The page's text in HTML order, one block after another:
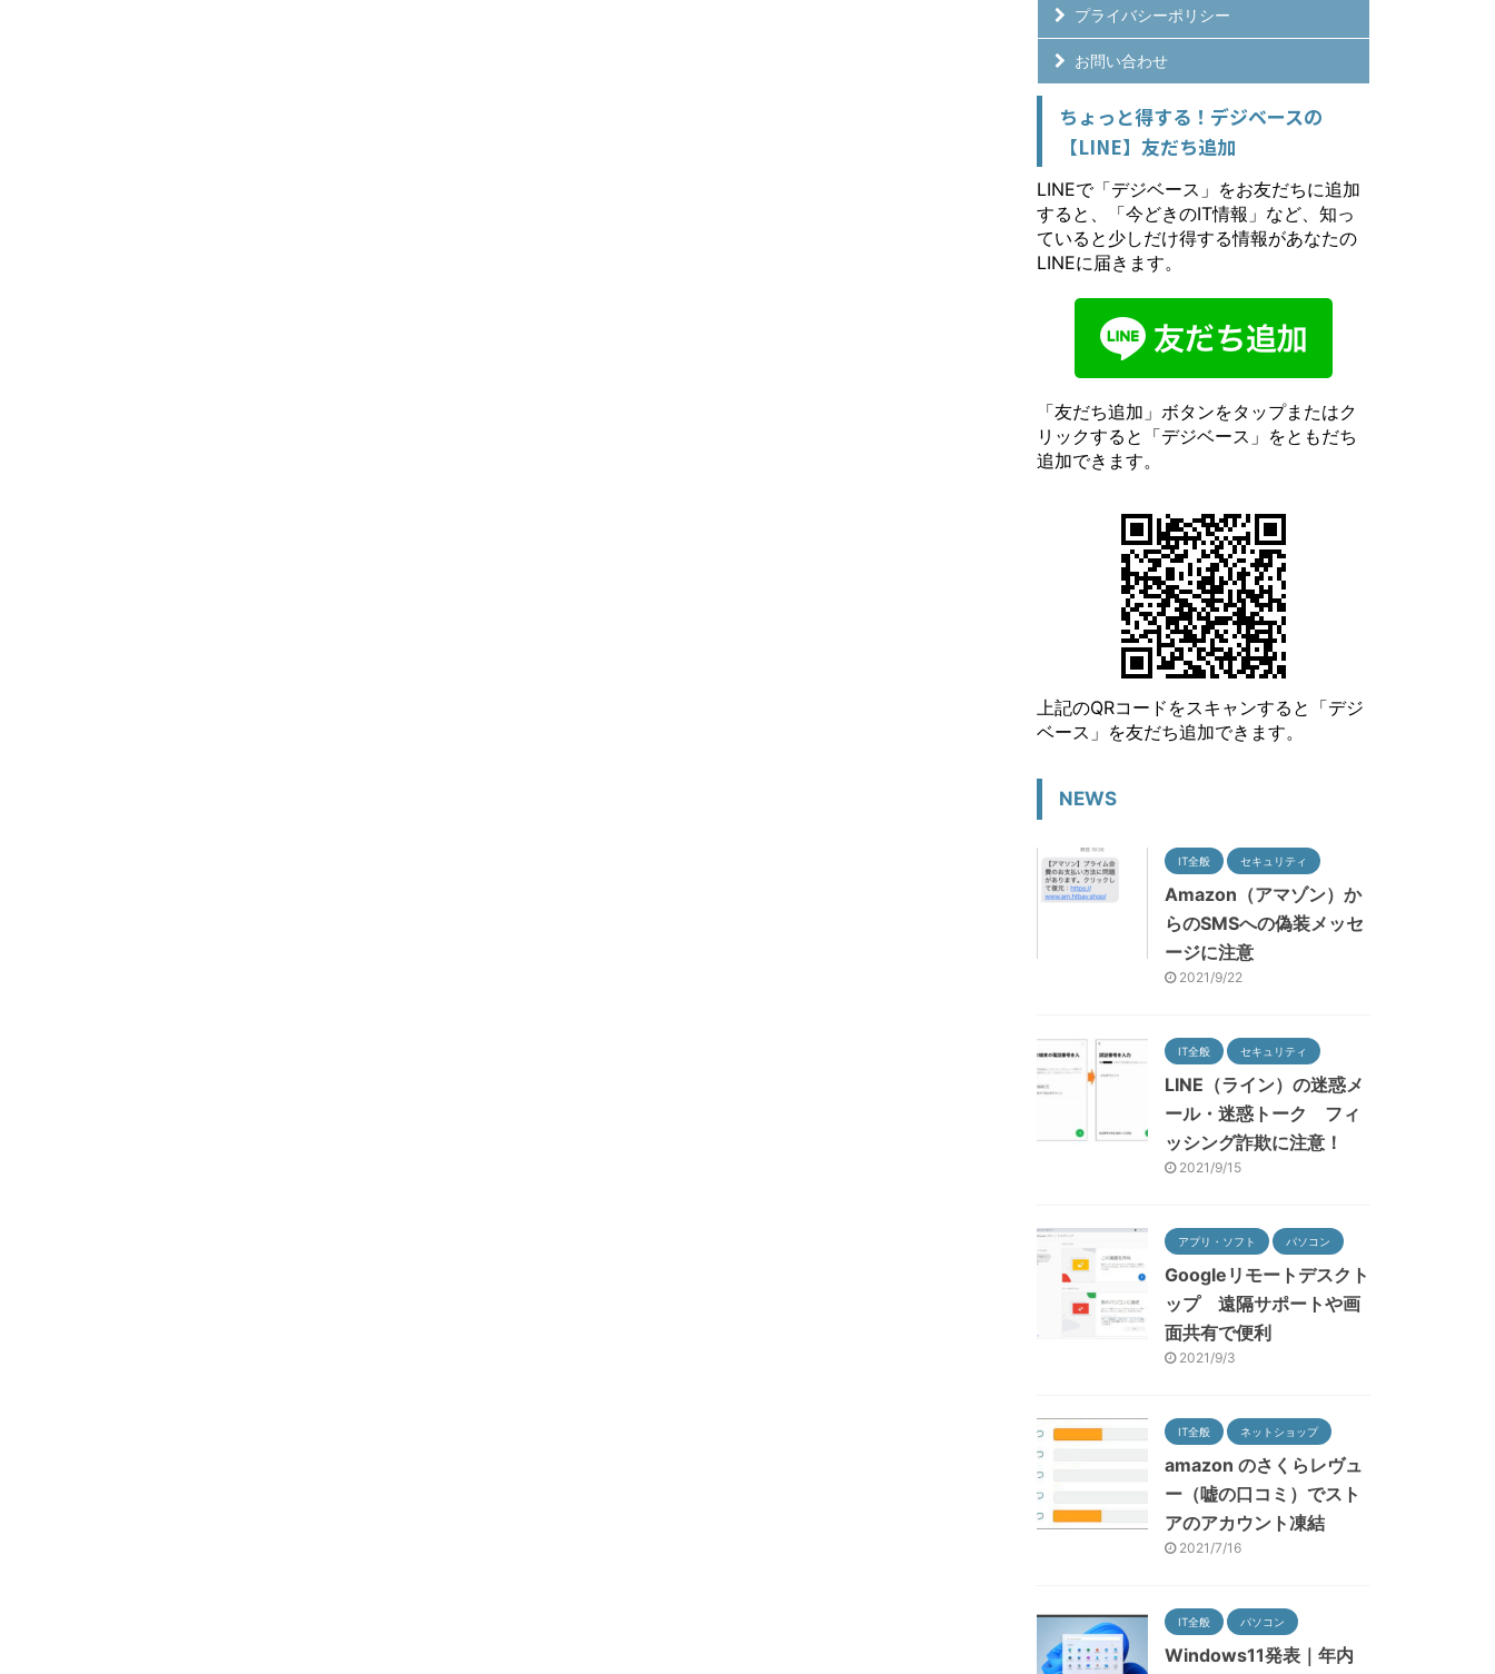
プライバシーポリシー
お問い合わせ
ちょっと得する！デジベースの
【LINE】友だち追加
LINEで「デジベース」をお友だちに追加
すると、「今どきのIT情報」など、知っ
ていると少しだけ得する情報があなたの
LINEに届きます。
「友だち追加」ボタンをタップまたはク
リックすると「デジベース」をともだち
追加できます。
上記のQRコードをスキャンすると「デジ
ベース」を友だち追加できます。
NEWS
IT全般 セキュリティ
Amazon（アマゾン）か
らのSMSへの偽装メッセ
ージに注意
2021/9/22
IT全般 セキュリティ
LINE（ライン）の迷惑メ
ール・迷惑トーク フィ
ッシング詐欺に注意！
2021/9/15
アプリ・ソフト パソコン
Googleリモートデスクト
ップ 遠隔サポートや画
面共有で便利
2021/9/3
IT全般 ネットショップ
amazon のさくらレヴュ
ー（嘘の口コミ）でスト
アのアカウント凍結
2021/7/16
IT全般 パソコン
Windows11発表｜年内